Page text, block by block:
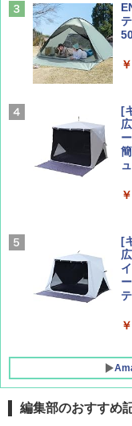
[
[
編集部のおすすめ